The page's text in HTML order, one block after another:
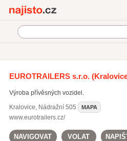
Bazary přívěsů a návěsů (6)
EUROTRAILERS s.r.o.
Výroba přívěsných vozidel.
Kralovice, Nádražní 505 MAPA
www.eurotrailers.cz/
NAVIGOVAT VOLAT